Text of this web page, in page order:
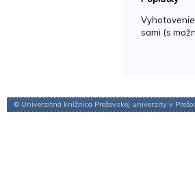
sami (s
© Univerzitná knižnica Prešovskej univerzity v